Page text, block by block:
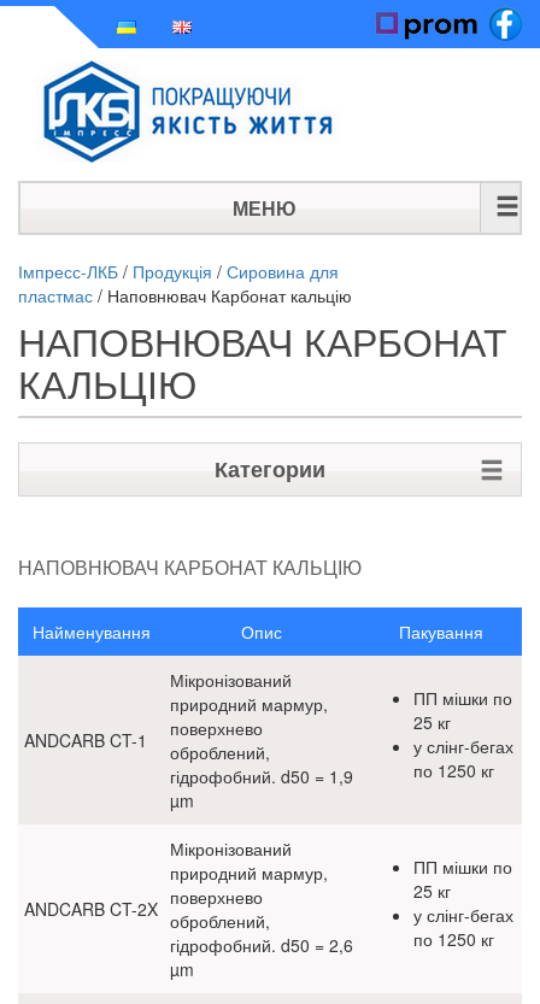
МЕНЮ
ПРОДУКЦІЯ
НОВИНИ
КОНТАКТИ
Імпресс-ЛКБ / Продукція / Сировина для
пластмас / Наповнювач Карбонат кальцію
НАПОВНЮВАЧ КАРБОНАТ
КАЛЬЦІЮ
Категории
Сировина для побутової хімії
Сировина для фарб на водній основі та сухих
Сировина для пластмас
Віск
Діоксид титану
Модифікатори переробності
Модифікатори удароміцності
Наповнювач Карбонат кальцію
НАПОВНЮВАЧ КАРБОНАТ КАЛЬЦІЮ
Найменування Опис Пакування
ANDCARB CT-1
Мікронізований
природний мармур,
поверхнево
оброблений,
гідрофобний. d50 = 1,9
µm
ПП мішки по
25 кг
у слінг-бегах
по 1250 кг
ANDCARB CT-2X
Мікронізований
природний мармур,
поверхнево
оброблений,
гідрофобний. d50 = 2,6
µm
ПП мішки по
25 кг
у слінг-бегах
по 1250 кг